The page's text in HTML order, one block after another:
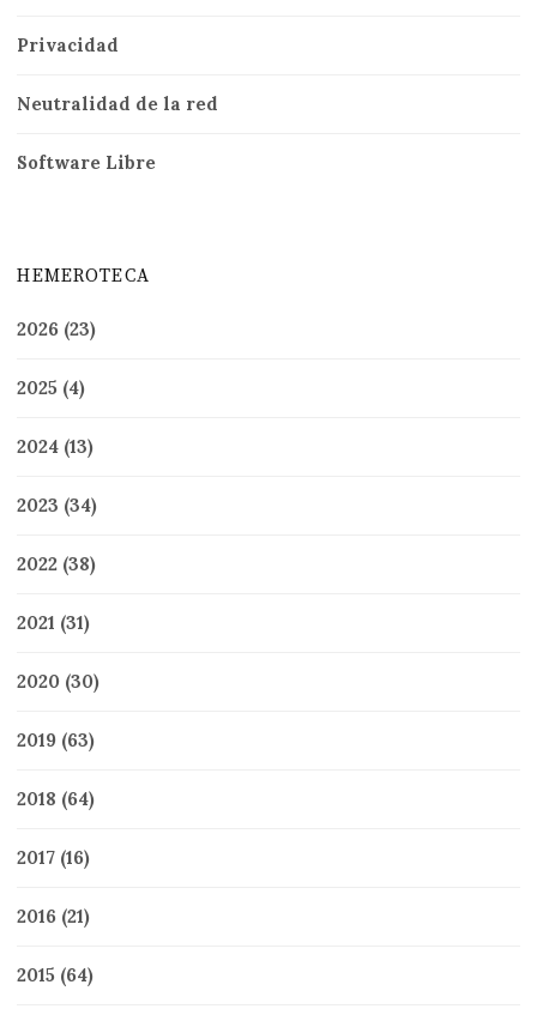
Privacidad
Neutralidad de la red
Software Libre
HEMEROTECA
2026 (23)
2025 (4)
2024 (13)
2023 (34)
2022 (38)
2021 (31)
2020 (30)
2019 (63)
2018 (64)
2017 (16)
2016 (21)
2015 (64)